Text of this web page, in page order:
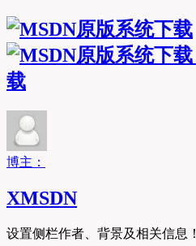
载
博主：
XMSDN
设置侧栏作者、背景及相关信息！